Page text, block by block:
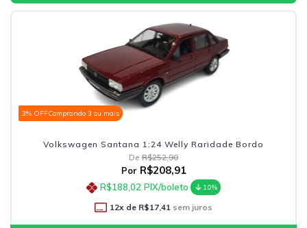
3% OFFComprando 3 ou mais
Volkswagen Santana 1:24 Welly Raridade Bordo
De R$252,90
Por R$208,91
R$188,02 PIX/boleto 10%
12x de R$17,41 sem juros